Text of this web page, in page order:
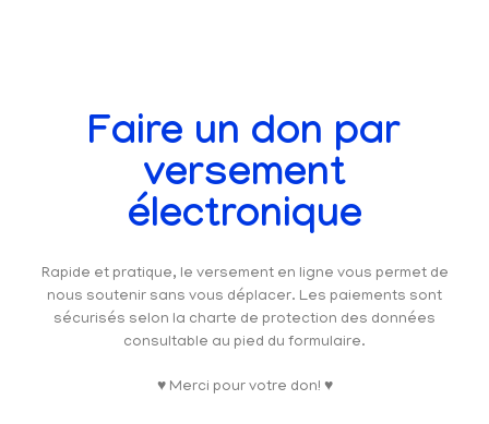
Faire un don par
versement
électronique
Rapide et pratique, le versement en ligne vous permet de
nous soutenir sans vous déplacer. Les paiements sont
sécurisés selon la charte de protection des données
consultable au pied du formulaire.
♥ Merci pour votre don! ♥